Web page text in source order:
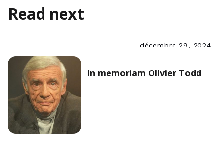
Read next
décembre 29, 2024
In memoriam Olivier Todd